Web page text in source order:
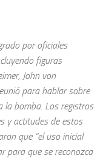
por oficiales
figuras
John von
para hablar sobre
la bomba. Los registros
y actitudes de estos
que “el uso inicial
para que se reconozca